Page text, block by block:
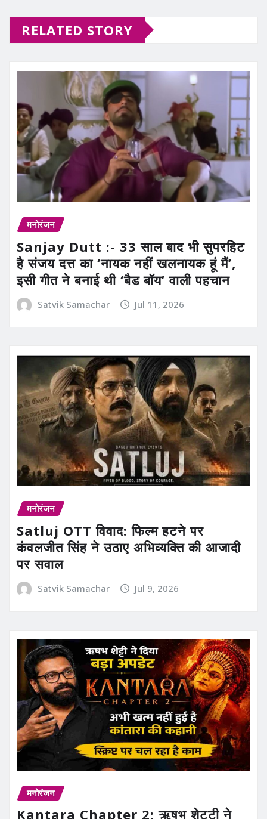
RELATED STORY
मनोरंजन
Sanjay Dutt :- 33 साल बाद भी सुपरहिट
है संजय दत्त का ‘नायक नहीं खलनायक हूं मैं’,
इसी गीत ने बनाई थी ‘बैड बॉय’ वाली पहचान
Satvik Samachar Jul 11, 2026
मनोरंजन
Satluj OTT विवाद: फिल्म हटने पर
कंवलजीत सिंह ने उठाए अभिव्यक्ति की आजादी
पर सवाल
Satvik Samachar Jul 9, 2026
मनोरंजन
Kantara Chapter 2: ऋषभ शेट्टी ने